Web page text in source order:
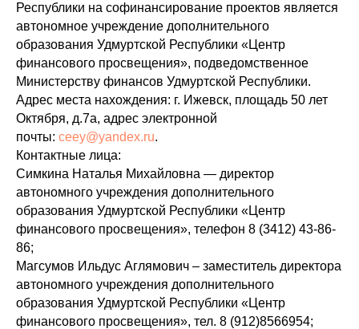
Республики на софинансирование проектов является
автономное учреждение дополнительного
образования Удмуртской Республики «Центр
финансового просвещения», подведомственное
Министерству финансов Удмуртской Республики.
Адрес места нахождения: г. Ижевск, площадь 50 лет
Октября, д.7а, адрес электронной
почты: ceey@yandex.ru.
Контактные лица:
Симкина Наталья Михайловна — директор
автономного учреждения дополнительного
образования Удмуртской Республики «Центр
финансового просвещения», телефон 8 (3412) 43-86-
86;
Магсумов Ильдус Аглямович – заместитель директора
автономного учреждения дополнительного
образования Удмуртской Республики «Центр
финансового просвещения», тел. 8 (912)8566954;